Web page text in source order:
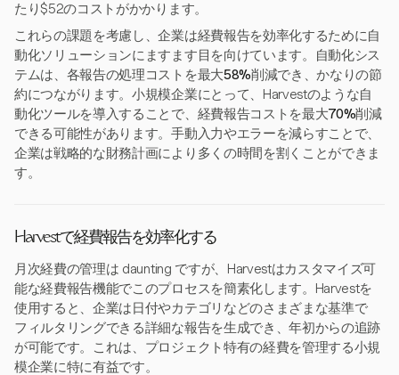
たり$52のコストがかかります。
これらの課題を考慮し、企業は経費報告を効率化するために自
動化ソリューションにますます目を向けています。自動化シス
テムは、各報告の処理コストを最大58%削減でき、かなりの節
約につながります。小規模企業にとって、Harvestのような自
動化ツールを導入することで、経費報告コストを最大70%削減
できる可能性があります。手動入力やエラーを減らすことで、
企業は戦略的な財務計画により多くの時間を割くことができま
す。
Harvestで経費報告を効率化する
月次経費の管理は daunting ですが、Harvestはカスタマイズ可
能な経費報告機能でこのプロセスを簡素化します。Harvestを
使用すると、企業は日付やカテゴリなどのさまざまな基準で
フィルタリングできる詳細な報告を生成でき、年初からの追跡
が可能です。これは、プロジェクト特有の経費を管理する小規
模企業に特に有益です。